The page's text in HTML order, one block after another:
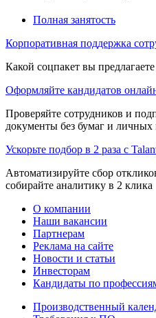
Полная занятость
Корпоративная поддержка
Какой соцпакет вы
Оформляйте кандидатов
Проверяйте сотрудников и
документы без бумаг и личных
Ускорьте подбор в 2 раза с
Автоматизируйте сбор
собирайте аналитику в 2 клика
О компании
Наши вакансии
Партнерам
Реклама на сайте
Новости и статьи
Инвесторам
Кандидаты по
Производственный